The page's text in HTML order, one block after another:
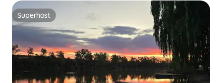
Superhost
Superhost